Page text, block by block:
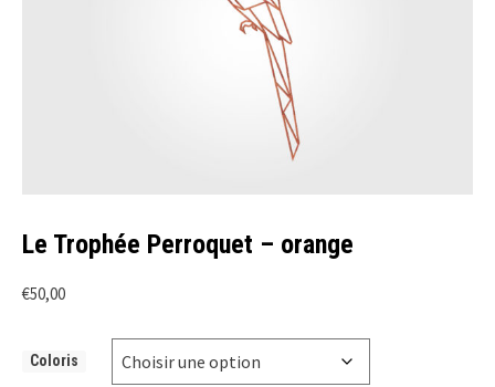
Le Trophée Perroquet – orange
€50,00
Coloris